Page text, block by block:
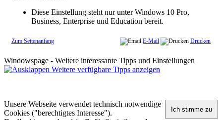
Diese Einstellung steht nur unter Windows 10 Pro,
Business, Enterprise und Education bereit.
Zum Seitenanfang E-Mail Drucken
Windowspage - Weitere interessante Tipps und Einstellungen
Weitere verfügbare Tipps anzeigen
Unsere Webseite verwendet technisch notwendige
Cookies ("berechtigtes Interesse").